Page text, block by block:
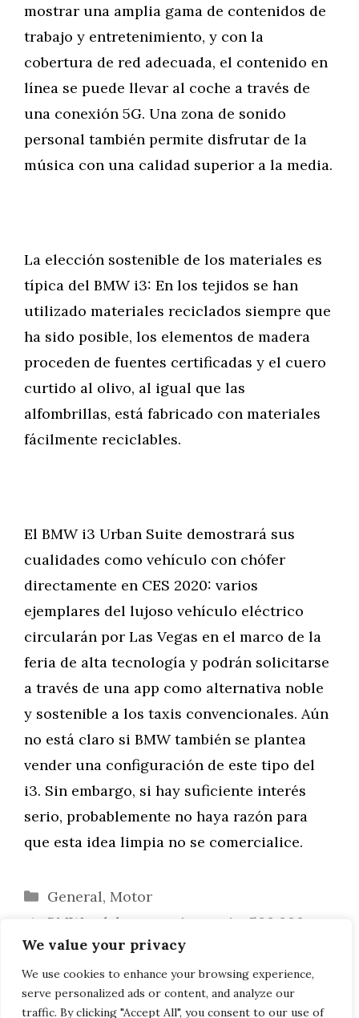
We value your privacy
We use cookies to enhance your browsing experience,
serve personalized ads or content, and analyze our
traffic. By clicking "Accept All", you consent to our use of
mostrar una amplia gama de contenidos de
trabajo y entretenimiento, y con la
cobertura de red adecuada, el contenido en
línea se puede llevar al coche a través de
una conexión 5G. Una zona de sonido
personal también permite disfrutar de la
música con una calidad superior a la media.
La elección sostenible de los materiales es
típica del BMW i3: En los tejidos se han
utilizado materiales reciclados siempre que
ha sido posible, los elementos de madera
proceden de fuentes certificadas y el cuero
curtido al olivo, al igual que las
alfombrillas, está fabricado con materiales
fácilmente reciclables.
El BMW i3 Urban Suite demostrará sus
cualidades como vehículo con chófer
directamente en CES 2020: varios
ejemplares del lujoso vehículo eléctrico
circularán por Las Vegas en el marco de la
feria de alta tecnología y podrán solicitarse
a través de una app como alternativa noble
y sostenible a los taxis convencionales. Aún
no está claro si BMW también se plantea
vender una configuración de este tipo del
i3. Sin embargo, si hay suficiente interés
serio, probablemente no haya razón para
que esta idea limpia no se comercialice.
Categorías
General, Motor
BMW celebra su aniversario: 500.000
coches eléctricos e híbridos enchufables
Código abierto: BMW comparte
algoritmos de IA con desarrolladores